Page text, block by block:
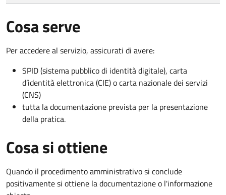
Cosa serve
Per accedere al servizio, assicurati di avere:
SPID (sistema pubblico di identità digitale), carta
d’identità elettronica (CIE) o carta nazionale dei servizi
(CNS)
tutta la documentazione prevista per la presentazione
della pratica.
Cosa si ottiene
Quando il procedimento amministrativo si conclude
positivamente si ottiene la documentazione o l'informazione